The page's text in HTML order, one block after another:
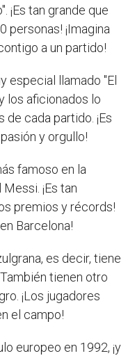
¡Es tan grande que
personas! ¡Imagina
a un partido!
especial llamado "El
los aficionados lo
cada partido. ¡Es
y orgullo!
famoso en la
¡Es tan
premios y récords!
Barcelona!
es decir, tiene
tienen otro
¡Los jugadores
el campo!
europeo en 1992, ¡y